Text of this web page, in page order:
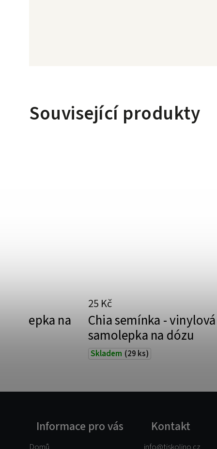
Související produkty
na Chia semínka - vinylová
samolepka na dózu
Skladem (29 ks)
25 Kč
Informace pro vás Kontakt